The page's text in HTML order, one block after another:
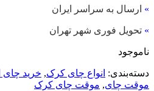
» ارسال به سراسر ایران
» تحویل فوری شهر تهران
ناموجود
دسته‌بندی: انواع چای کرک, خرید
موقت چای, موقت چای کرک